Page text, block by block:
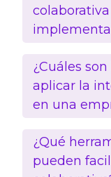
¿Cuáles
aplicar la
en una
¿Qué
pueden